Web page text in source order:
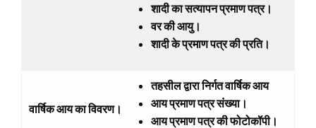
शादी का सत्यापन प्रमाण पत्र।
वर की आयु।
शादी के प्रमाण पत्र की प्रति।
वार्षिक आय का विवरण।
तहसील द्वारा निर्गत वार्षिक आय
आय प्रमाण पत्र संख्या।
आय प्रमाण पत्र की फोटोकॉपी।